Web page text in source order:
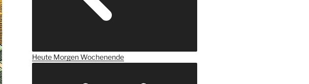
Heute MorgenWochenende